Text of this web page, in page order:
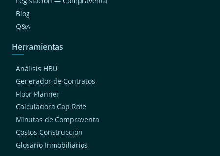
Blog
Q&A
Herramientas
Análisis HBU
Generador de Contratos
Floor Planner
Calculadora Cap Rate
Minutas de Compraventa
Costos Construcción
Glosario Inmobiliarios